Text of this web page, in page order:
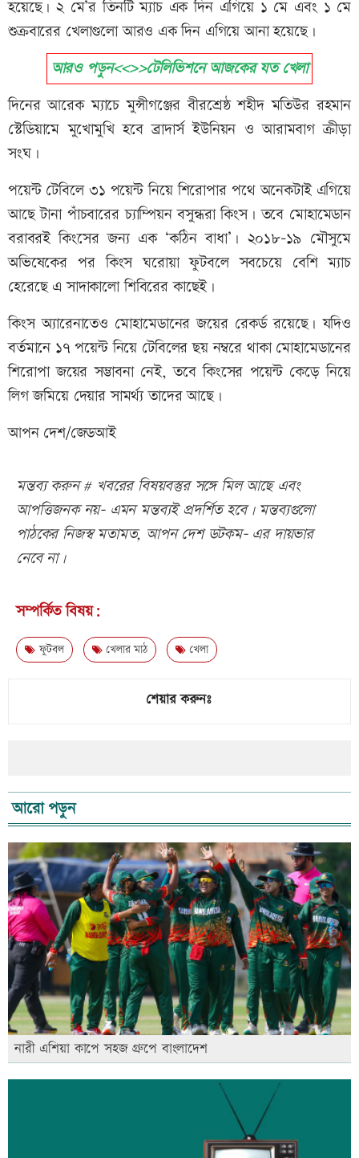
হয়েছে। ২ মে’র তিনটি ম্যাচ এক দিন এগিয়ে ১ মে এবং ১ মে
শুক্রবারের খেলাগুলো আরও এক দিন এগিয়ে আনা হয়েছে।
আরও পড়ুন<<>>টেলিভিশনে আজকের যত খেলা
দিনের আরেক ম্যাচে মুন্সীগঞ্জের বীরশ্রেষ্ঠ শহীদ মতিউর রহমান
স্টেডিয়ামে মুখোমুখি হবে ব্রাদার্স ইউনিয়ন ও আরামবাগ ক্রীড়া
সংঘ।
পয়েন্ট টেবিলে ৩১ পয়েন্ট নিয়ে শিরোপার পথে অনেকটাই এগিয়ে
আছে টানা পাঁচবারের চ্যাম্পিয়ন বসুন্ধরা কিংস। তবে মোহামেডান
বরাবরই কিংসের জন্য এক ‘কঠিন বাধা’। ২০১৮-১৯ মৌসুমে
অভিষেকের পর কিংস ঘরোয়া ফুটবলে সবচেয়ে বেশি ম্যাচ
হেরেছে এ সাদাকালো শিবিরের কাছেই।
কিংস অ্যারেনাতেও মোহামেডানের জয়ের রেকর্ড রয়েছে। যদিও
বর্তমানে ১৭ পয়েন্ট নিয়ে টেবিলের ছয় নম্বরে থাকা মোহামেডানের
শিরোপা জয়ের সম্ভাবনা নেই, তবে কিংসের পয়েন্ট কেড়ে নিয়ে
লিগ জমিয়ে দেয়ার সামর্থ্য তাদের আছে।
আপন দেশ/জেডআই
মন্তব্য করুন # খবরের বিষয়বস্তুর সঙ্গে মিল আছে এবং
আপত্তিজনক নয়- এমন মন্তব্যই প্রদর্শিত হবে। মন্তব্যগুলো
পাঠকের নিজস্ব মতামত, আপন দেশ ডটকম- এর দায়ভার
নেবে না।
সম্পর্কিত বিষয়:
ফুটবল খেলার মাঠ খেলা
শেয়ার করুনঃ
আরো পড়ুন
নারী এশিয়া কাপে সহজ গ্রুপে বাংলাদেশ